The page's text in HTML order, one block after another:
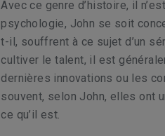
Avec ce genre d’histoire, il
psychologie, John se soit
t-il, souffrent à ce sujet d’un
cultiver le talent, il est
dernières innovations ou les
souvent, selon John, elles ont
ce qu’il est.